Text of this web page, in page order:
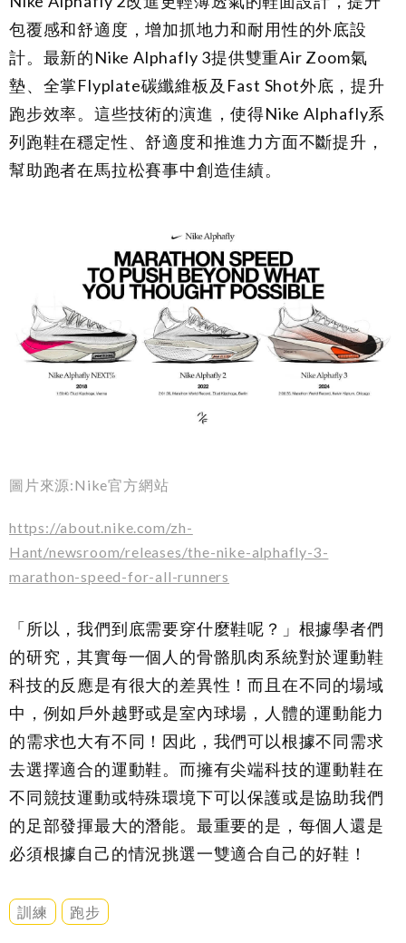
包覆感和舒適度，增加抓地力和耐用性的外底設
計。最新的Nike Alphafly 3提供雙重Air Zoom氣
墊、全掌Flyplate碳纖維板及Fast Shot外底，提升
跑步效率。這些技術的演進，使得Nike Alphafly系
列跑鞋在穩定性、舒適度和推進力方面不斷提升，
幫助跑者在馬拉松賽事中創造佳績。
圖片來源:Nike官方網站
https://about.nike.com/zh-
Hant/newsroom/releases/the-nike-alphafly-3-
marathon-speed-for-all-runners
「所以，我們到底需要穿什麼鞋呢？」根據學者們
的研究，其實每一個人的骨骼肌肉系統對於運動鞋
科技的反應是有很大的差異性！而且在不同的場域
中，例如戶外越野或是室內球場，人體的運動能力
的需求也大有不同！因此，我們可以根據不同需求
去選擇適合的運動鞋。而擁有尖端科技的運動鞋在
不同競技運動或特殊環境下可以保護或是協助我們
的足部發揮最大的潛能。最重要的是，每個人還是
必須根據自己的情況挑選一雙適合自己的好鞋！
訓練 跑步